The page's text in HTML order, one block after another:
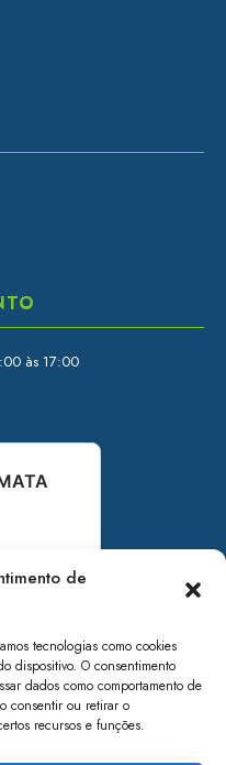
de
tecnologias como cookies
dispositivo. O consentimento
dados como comportamento de
consentir ou retirar o
recursos e funções.
às 17:00